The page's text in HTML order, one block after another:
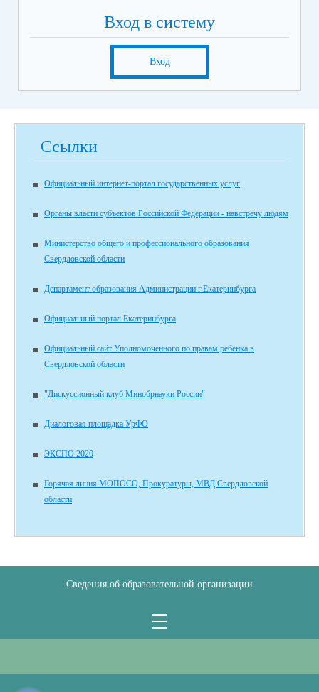
Вход в систему
Вход
Ссылки
Официальный интернет-портал государственных услуг
Органы власти субъектов Российской Федерации - навстречу людям
Министерство общего и профессионального образования
Свердловской области
Департамент образования Администрации г.Екатеринбурга
Официальный портал Екатеринбурга
Официальный сайт Уполномоченного по правам ребенка в
Свердловской области
"Дискуссионный клуб Минобрнауки России"
Диалоговая площадка УрФО
ЭКСПО 2020
Горячая линия МОПОСО, Прокуратуры, МВД Свердловской
области
Сведения об образовательной организации